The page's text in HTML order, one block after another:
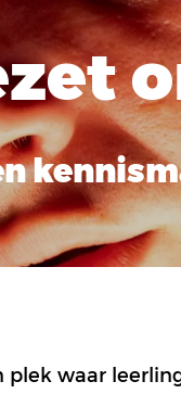
plek waar